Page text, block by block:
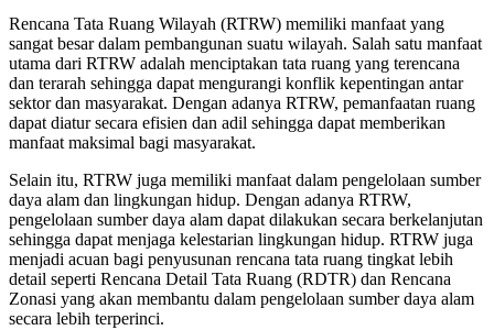
Rencana Tata Ruang Wilayah (RTRW) memiliki manfaat yang
sangat besar dalam pembangunan suatu wilayah. Salah satu manfaat
utama dari RTRW adalah menciptakan tata ruang yang terencana
dan terarah sehingga dapat mengurangi konflik kepentingan antar
sektor dan masyarakat. Dengan adanya RTRW, pemanfaatan ruang
dapat diatur secara efisien dan adil sehingga dapat memberikan
manfaat maksimal bagi masyarakat.
Selain itu, RTRW juga memiliki manfaat dalam pengelolaan sumber
daya alam dan lingkungan hidup. Dengan adanya RTRW,
pengelolaan sumber daya alam dapat dilakukan secara berkelanjutan
sehingga dapat menjaga kelestarian lingkungan hidup. RTRW juga
menjadi acuan bagi penyusunan rencana tata ruang tingkat lebih
detail seperti Rencana Detail Tata Ruang (RDTR) dan Rencana
Zonasi yang akan membantu dalam pengelolaan sumber daya alam
secara lebih terperinci.